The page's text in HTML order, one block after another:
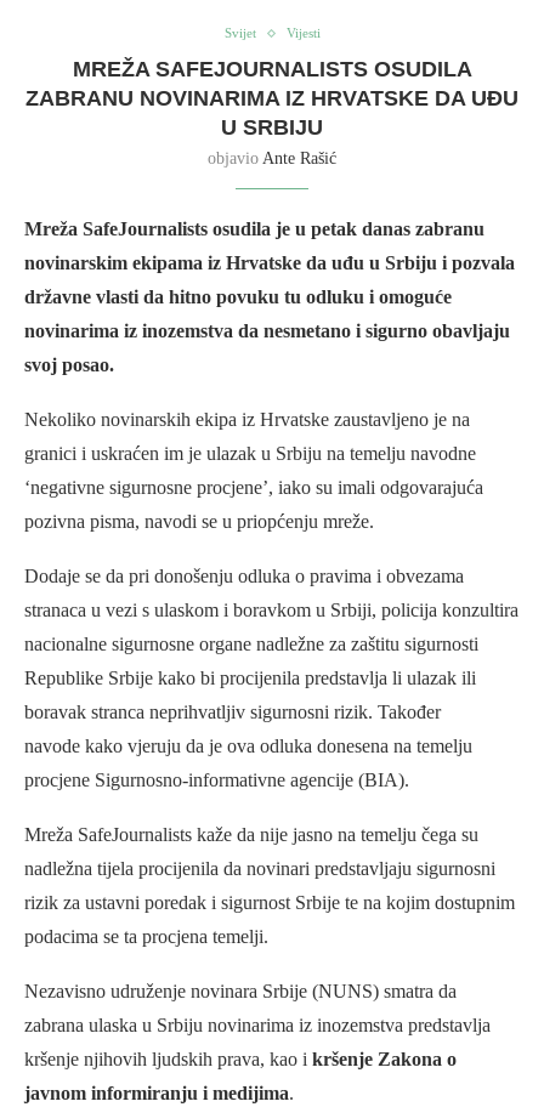
Svijet Vijesti
MREŽA SAFEJOURNALISTS OSUDILA
ZABRANU NOVINARIMA IZ HRVATSKE DA UĐU
U SRBIJU
objavio Ante Rašić
Mreža SafeJournalists osudila je u petak danas zabranu
novinarskim ekipama iz Hrvatske da uđu u Srbiju i pozvala
državne vlasti da hitno povuku tu odluku i omoguće
novinarima iz inozemstva da nesmetano i sigurno obavljaju
svoj posao.
Nekoliko novinarskih ekipa iz Hrvatske zaustavljeno je na
granici i uskraćen im je ulazak u Srbiju na temelju navodne
‘negativne sigurnosne procjene’, iako su imali odgovarajuća
pozivna pisma, navodi se u priopćenju mreže.
Dodaje se da pri donošenju odluka o pravima i obvezama
stranaca u vezi s ulaskom i boravkom u Srbiji, policija konzultira
nacionalne sigurnosne organe nadležne za zaštitu sigurnosti
Republike Srbije kako bi procijenila predstavlja li ulazak ili
boravak stranca neprihvatljiv sigurnosni rizik. Također
navode kako vjeruju da je ova odluka donesena na temelju
procjene Sigurnosno-informativne agencije (BIA).
Mreža SafeJournalists kaže da nije jasno na temelju čega su
nadležna tijela procijenila da novinari predstavljaju sigurnosni
rizik za ustavni poredak i sigurnost Srbije te na kojim dostupnim
podacima se ta procjena temelji.
Nezavisno udruženje novinara Srbije (NUNS) smatra da
zabrana ulaska u Srbiju novinarima iz inozemstva predstavlja
kršenje njihovih ljudskih prava, kao i kršenje Zakona o
javnom informiranju i medijima.